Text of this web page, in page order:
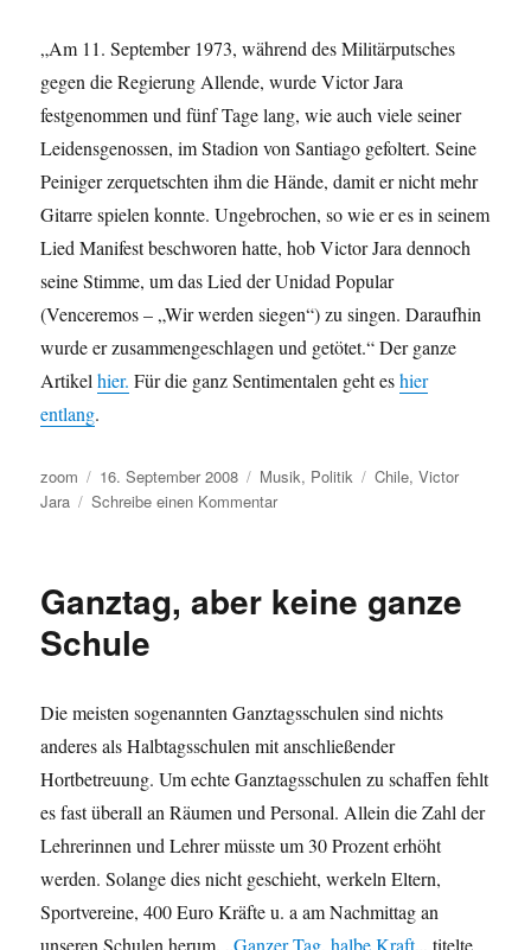
„Am 11. September 1973, während des Militärputsches
gegen die Regierung Allende, wurde Victor Jara
festgenommen und fünf Tage lang, wie auch viele seiner
Leidensgenossen, im Stadion von Santiago gefoltert. Seine
Peiniger zerquetschten ihm die Hände, damit er nicht mehr
Gitarre spielen konnte. Ungebrochen, so wie er es in seinem
Lied Manifest beschworen hatte, hob Victor Jara dennoch
seine Stimme, um das Lied der Unidad Popular
(Venceremos – „Wir werden siegen“) zu singen. Daraufhin
wurde er zusammengeschlagen und getötet.“ Der ganze
Artikelhier. Für die ganz Sentimentalen geht eshier
entlang.
Autor
zoom
Veröffentlicht
am
16. September 2008 Kategorien
Musik, Politik Schlagwörter
Chile,Victor
Jara
Schreibe einen Kommentarzu
Victor
Ganztag, aber keine ganze
Schule
Die meisten sogenannten Ganztagsschulen sind nichts
anderes als Halbtagsschulen mit anschließender
Hortbetreuung. Um echte Ganztagsschulen zu schaffen fehlt
es fast überall an Räumen und Personal. Allein die Zahl der
Lehrerinnen und Lehrer müsste um 30 Prozent erhöht
werden. Solange dies nicht geschieht, werkeln Eltern,
Sportvereine, 400 Euro Kräfte u. a am Nachmittag an